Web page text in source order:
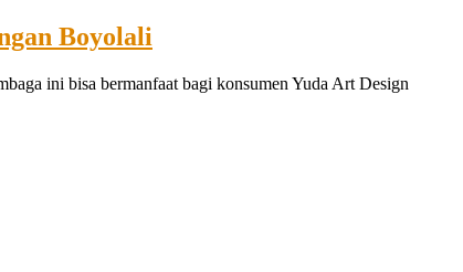
Boyolali
ini bisa bermanfaat bagi konsumen Yuda Art Design